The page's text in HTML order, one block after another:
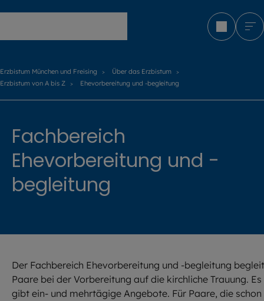
Erzbistum München und Freising
Über das Erzbistum
Erzbistum von A bis Z
Ehevorbereitung und -begleitung
Fachbereich
Ehevorbereitung und -
begleitung
Der Fachbereich Ehevorbereitung und -begleitung
Paare bei der Vorbereitung auf die kirchliche Trauung. Es
gibt ein- und mehrtägige Angebote. Für Paare, die schon